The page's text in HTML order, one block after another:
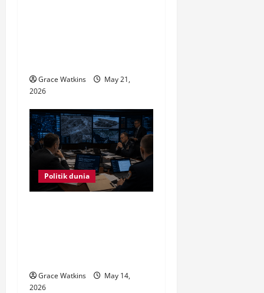
Grace Watkins
May 21,
2026
Politik dunia
Grace Watkins
May 14,
2026